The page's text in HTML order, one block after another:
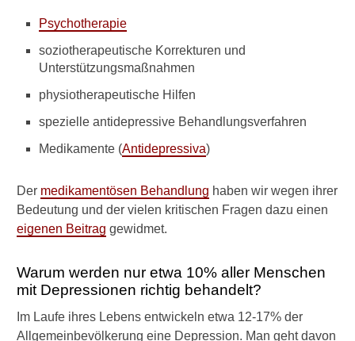
Psychotherapie
soziotherapeutische Korrekturen und
Unterstützungsmaßnahmen
physiotherapeutische Hilfen
spezielle antidepressive Behandlungsverfahren
Medikamente (Antidepressiva)
Der medikamentösen Behandlung haben wir wegen ihrer
Bedeutung und der vielen kritischen Fragen dazu einen
eigenen Beitrag gewidmet.
Warum werden nur etwa 10% aller Menschen
mit Depressionen richtig behandelt?
Im Laufe ihres Lebens entwickeln etwa 12-17% der
Allgemeinbevölkerung eine Depression. Man geht davon
Verwandte Beiträge
W
a
s
i
d
p
i
s
e
Z
e
i